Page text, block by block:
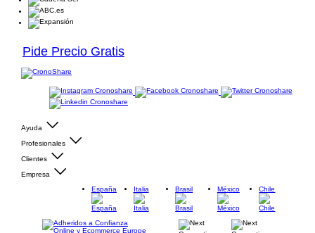
Pide Precio Gratis
Ayuda
Profesionales
Clientes
Empresa
España
Italia Brasil México Chile